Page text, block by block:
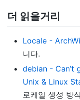
더 읽을거리
Locale -
니다.
debian - Can’t
Unix & Linux
로케일 생성 방